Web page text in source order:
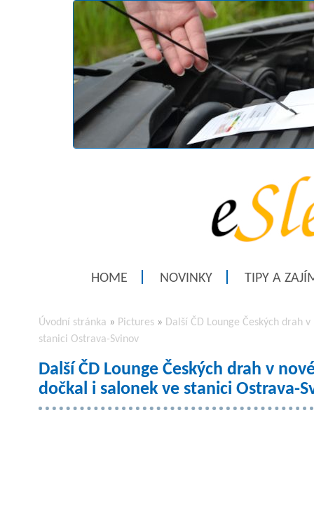
HOME NOVINKY TIPY A
Úvodní stránka » Pictures » Další ČD Lounge Českých drah
stanici Ostrava-Svinov
Další ČD Lounge Českých drah v
dočkal i salonek ve stanici Ostrava-